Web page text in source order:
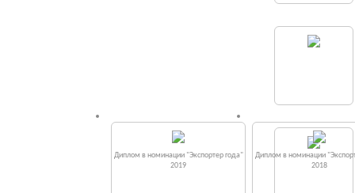
Диплом в номинации "Экспортер года"
2019
Диплом в номинации
2018